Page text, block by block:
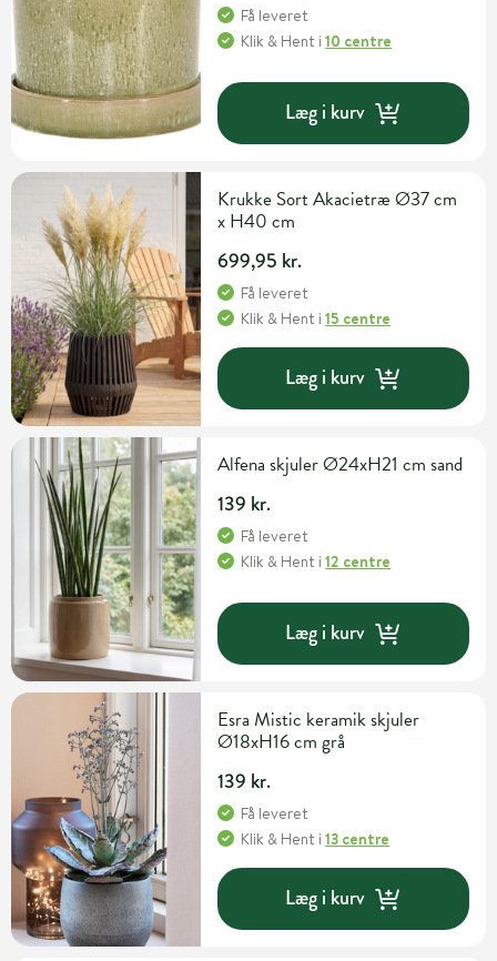
Få leveret
Klik & Hent i10 centre
Læg i kurv
Krukke Sort Akacietræ Ø37 cm
x H40 cm
699,95 kr.
Få leveret
Klik & Hent i15 centre
Læg i kurv
Alfena skjuler Ø24xH21 cm sand
139 kr.
Få leveret
Klik & Hent i12 centre
Læg i kurv
Esra Mistic keramik skjuler
Ø18xH16 cm grå
139 kr.
Få leveret
Klik & Hent i13 centre
Læg i kurv